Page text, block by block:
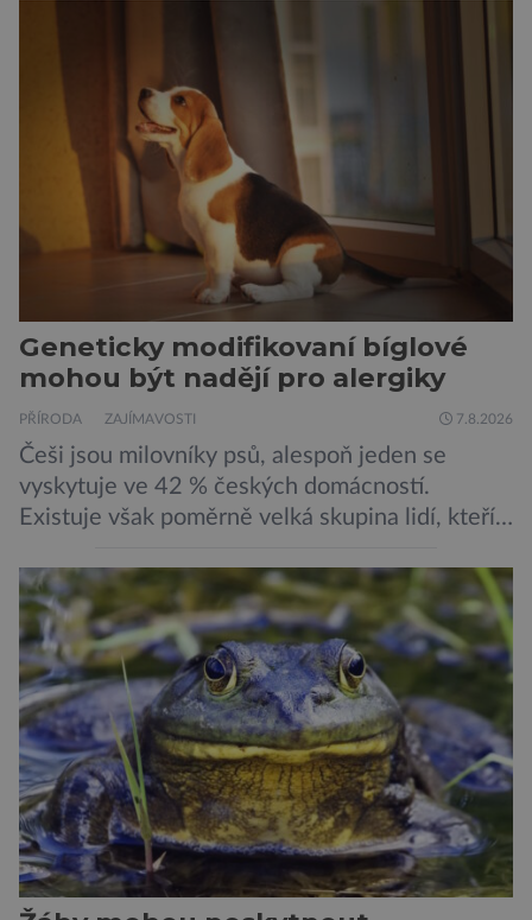
Geneticky modifikovaní bíglové
mohou být nadějí pro alergiky
PŘÍRODA ZAJÍMAVOSTI 7.8.2026
Češi jsou milovníky psů, alespoň jeden se
vyskytuje ve 42 % českých domácností.
Existuje však poměrně velká skupina lidí, kteří
jsou alergičtí. Jejich imunitní systém
přecitlivěle reaguje na proteiny obsažené v
psích slinách, potu, moči a šupinkách kůže,
zachycených v srsti. Vědci nyní geneticky
upravili psy, aby […]